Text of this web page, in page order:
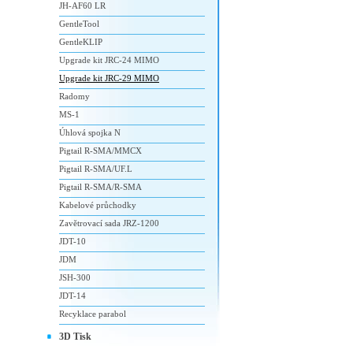
JH-AF60 LR
GentleTool
GentleKLIP
Upgrade kit JRC-24 MIMO
Upgrade kit JRC-29 MIMO
Radomy
MS-1
Úhlová spojka N
Pigtail R-SMA/MMCX
Pigtail R-SMA/UF.L
Pigtail R-SMA/R-SMA
Kabelové průchodky
Zavětrovací sada JRZ-1200
JDT-10
JDM
JSH-300
JDT-14
Recyklace parabol
3D Tisk